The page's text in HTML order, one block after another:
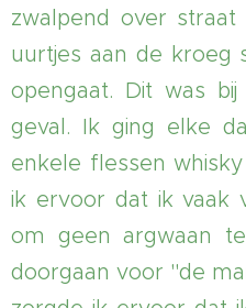
zwalpend over
uurtjes aan de kroeg
opengaat. Dit was
geval. Ik ging elke
enkele flessen
ik ervoor dat ik vaak
om geen argwaan
doorgaan voor "de